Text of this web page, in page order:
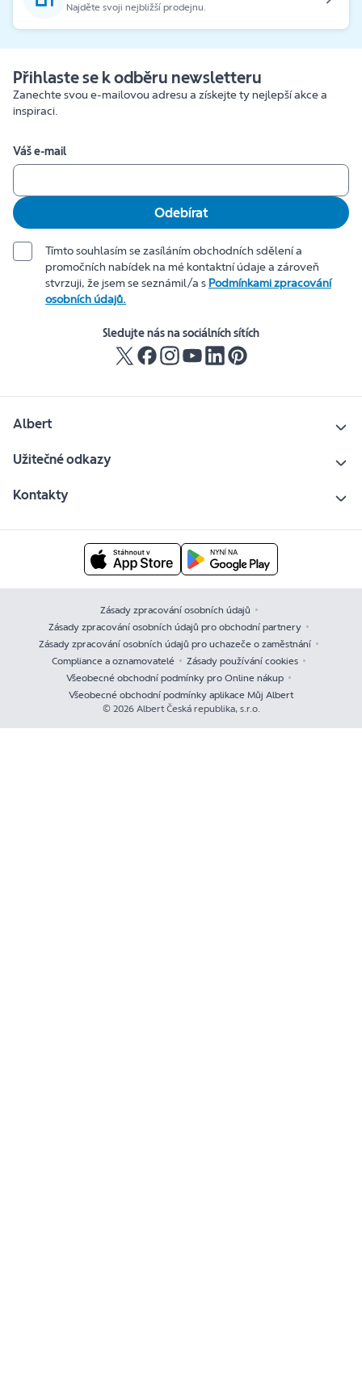
Najděte svoji nejbližší prodejnu.
Přihlaste se k odběru newsletteru
Zanechte svou e-mailovou adresu a získejte ty nejlepší akce a
inspiraci.
Váš e-mail
Odebírat
Tímto souhlasím se zasíláním obchodních sdělení a
promočních nabídek na mé kontaktní údaje a zároveň
stvrzuji, že jsem se seznámil/a s Podmínkami zpracování
osobních údajů.
Sledujte nás na sociálních sítích
Albert
Užitečné odkazy
Kontakty
Zásady zpracování osobních údajů
Zásady zpracování osobních údajů pro obchodní partnery
Zásady zpracování osobních údajů pro uchazeče o zaměstnání
Compliance a oznamovatelé
Zásady používání cookies
Všeobecné obchodní podmínky pro Online nákup
Všeobecné obchodní podmínky aplikace Můj Albert
© 2026 Albert Česká republika, s.r.o.